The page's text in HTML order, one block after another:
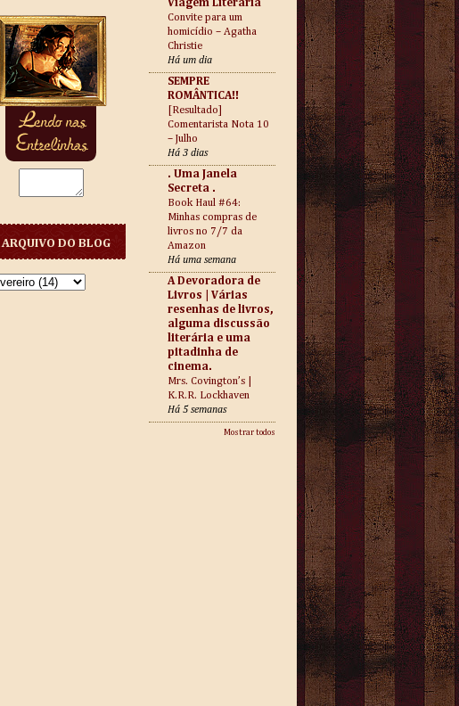
ARQUIVO DO BLOG
Viagem Literária
Convite para um
homicídio – Agatha
Christie
Há um dia
SEMPRE
ROMÂNTICA!!
[Resultado]
Comentarista Nota 10
– Julho
Há 3 dias
. Uma Janela
Secreta .
Book Haul #64:
Minhas compras de
livros no 7/7 da
Amazon
Há uma semana
A Devoradora de
Livros | Várias
resenhas de livros,
alguma discussão
literária e uma
pitadinha de
cinema.
Mrs. Covington’s |
K.R.R. Lockhaven
Há 5 semanas
Mostrar todos